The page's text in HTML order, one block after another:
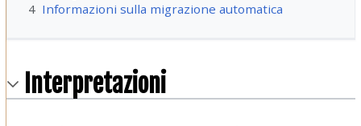
4 Informazioni sulla migrazione automatica
Interpretazioni